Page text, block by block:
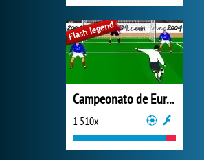
Campeonato de Europa
1 510x